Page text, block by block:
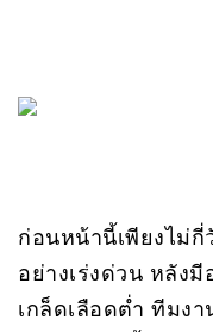
ก่อนหน้านี้เพียงไม่กี่
อย่างเร่งด่วน หลัง
เกล็ดเลือดต่ำ ทีมง